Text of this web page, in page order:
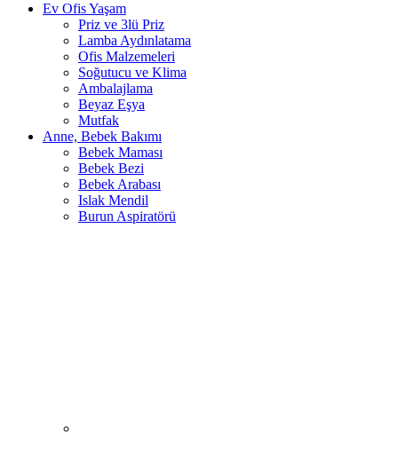
Ev Ofis Yaşam
Priz ve 3lü Priz
Lamba Aydınlatama
Ofis Malzemeleri
Soğutucu ve Klima
Ambalajlama
Beyaz Eşya
Mutfak
Anne, Bebek Bakımı
Bebek Maması
Bebek Bezi
Bebek Arabası
Islak Mendil
Burun Aspiratörü